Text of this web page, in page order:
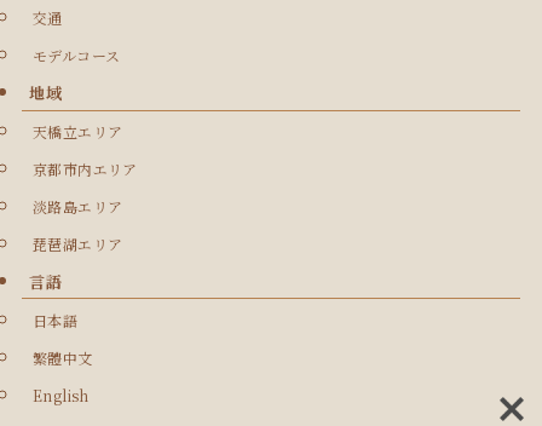
交通
モデルコース
地域
天橋立エリア
京都市内エリア
淡路島エリア
琵琶湖エリア
言語
日本語
繁體中文
English